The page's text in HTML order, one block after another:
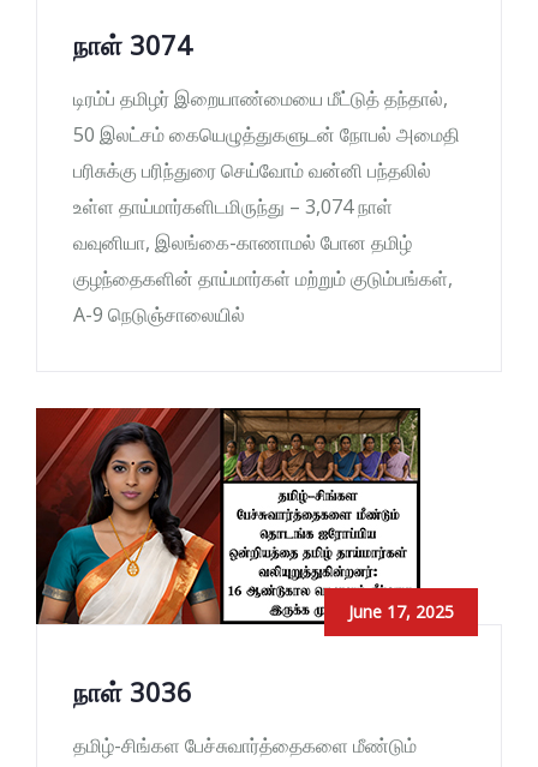
நாள் 3074
டிரம்ப் தமிழர் இறையாண்மையை மீட்டுத் தந்தால்,
50 இலட்சம் கையெழுத்துகளுடன் நோபல் அமைதி
பரிசுக்கு பரிந்துரை செய்வோம் வன்னி பந்தலில்
உள்ள தாய்மார்களிடமிருந்து – 3,074 நாள்
வவுனியா, இலங்கை-காணாமல் போன தமிழ்
குழந்தைகளின் தாய்மார்கள் மற்றும் குடும்பங்கள்,
A-9 நெடுஞ்சாலையில்
June 17, 2025
நாள் 3036
தமிழ்-சிங்கள பேச்சுவார்த்தைகளை மீண்டும்